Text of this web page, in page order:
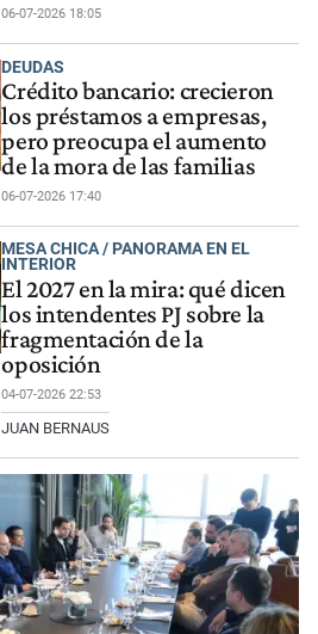
06-07-2026 18:05
DEUDAS
Crédito bancario: crecieron
los préstamos a empresas,
pero preocupa el aumento
de la mora de las familias
06-07-2026 17:40
MESA CHICA / PANORAMA EN EL
INTERIOR
El 2027 en la mira: qué dicen
los intendentes PJ sobre la
fragmentación de la
oposición
04-07-2026 22:53
JUAN BERNAUS